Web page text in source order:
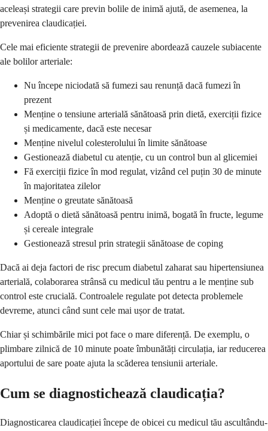
aceleași strategii care previn bolile de inimă ajută, de asemenea, la
prevenirea claudicației.
Cele mai eficiente strategii de prevenire abordează cauzele subiacente
ale bolilor arteriale:
Nu începe niciodată să fumezi sau renunță dacă fumezi în
prezent
Menține o tensiune arterială sănătoasă prin dietă, exerciții fizice
și medicamente, dacă este necesar
Menține nivelul colesterolului în limite sănătoase
Gestionează diabetul cu atenție, cu un control bun al glicemiei
Fă exerciții fizice în mod regulat, vizând cel puțin 30 de minute
în majoritatea zilelor
Menține o greutate sănătoasă
Adoptă o dietă sănătoasă pentru inimă, bogată în fructe, legume
și cereale integrale
Gestionează stresul prin strategii sănătoase de coping
Dacă ai deja factori de risc precum diabetul zaharat sau hipertensiunea
arterială, colaborarea strânsă cu medicul tău pentru a le menține sub
control este crucială. Controalele regulate pot detecta problemele
devreme, atunci când sunt cele mai ușor de tratat.
Chiar și schimbările mici pot face o mare diferență. De exemplu, o
plimbare zilnică de 10 minute poate îmbunătăți circulația, iar reducerea
aportului de sare poate ajuta la scăderea tensiunii arteriale.
Cum se diagnostichează claudicația?
Diagnosticarea claudicației începe de obicei cu medicul tău ascultându-